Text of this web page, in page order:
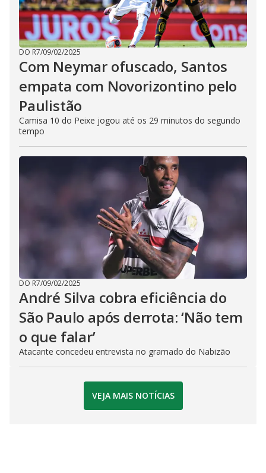
DO R7/09/02/2025
Com Neymar ofuscado, Santos
empata com Novorizontino pelo
Paulistão
Camisa 10 do Peixe jogou até os 29 minutos do segundo
tempo
DO R7/09/02/2025
André Silva cobra eficiência do
São Paulo após derrota: ‘Não tem
o que falar’
Atacante concedeu entrevista no gramado do Nabizão
VEJA MAIS NOTÍCIAS